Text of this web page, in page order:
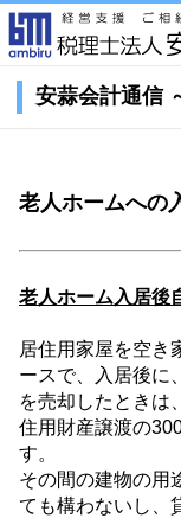
安蒜会計通信
老人ホームへの
老人ホーム入居後
居住用家屋を空き
ースで、入居後に
を売却したときは
住用財産譲渡の
す。
その間の建物の用
ても構わないし、